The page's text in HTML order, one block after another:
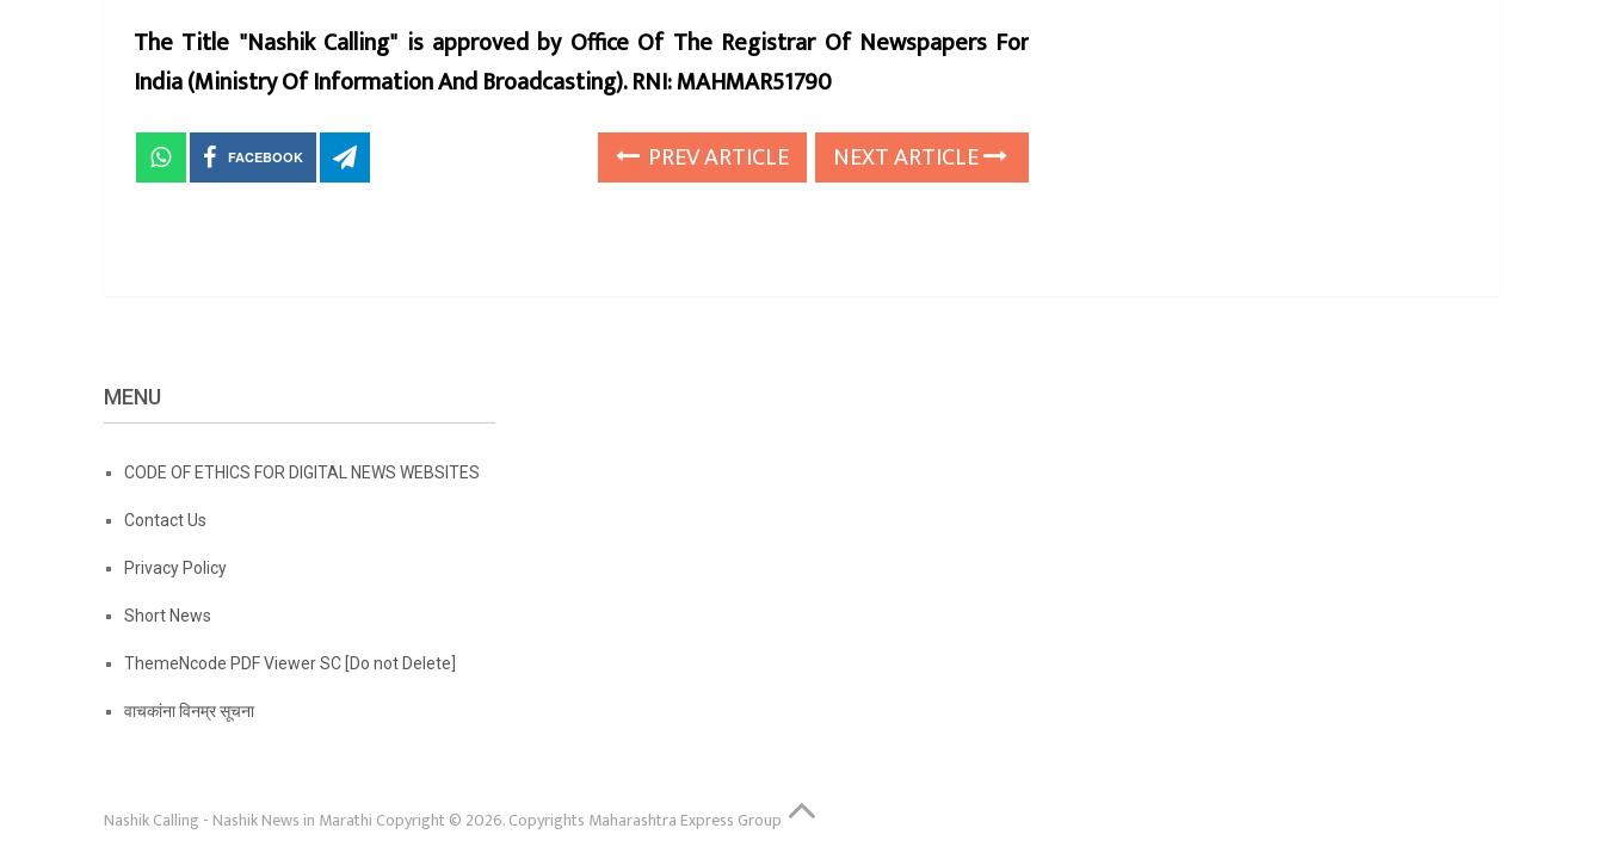
The Title "Nashik Calling" is approved by Office Of The Registrar Of Newspapers For
India (Ministry Of Information And Broadcasting). RNI: MAHMAR51790
FACEBOOK PREV ARTICLE NEXT ARTICLE
MENU
CODE OF ETHICS FOR DIGITAL NEWS WEBSITES
Contact Us
Privacy Policy
Short News
ThemeNcode PDF Viewer SC [Do not Delete]
वाचकांना विनम्र सूचना
Nashik Calling - Nashik News in Marathi Copyright © 2026.Copyrights Maharashtra Express Group